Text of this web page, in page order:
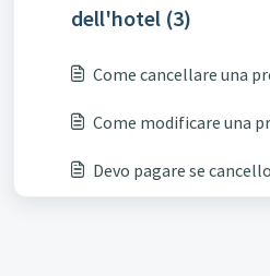
dell'hotel (3)
Come cancellare una
Come modificare una
Devo pagare se